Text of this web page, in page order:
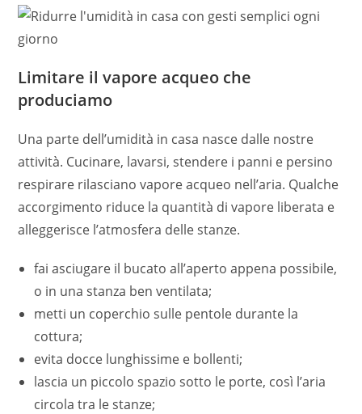
Limitare il vapore acqueo che
produciamo
Una parte dell’umidità in casa nasce dalle nostre
attività. Cucinare, lavarsi, stendere i panni e persino
respirare rilasciano vapore acqueo nell’aria. Qualche
accorgimento riduce la quantità di vapore liberata e
alleggerisce l’atmosfera delle stanze.
fai asciugare il bucato all’aperto appena possibile,
o in una stanza ben ventilata;
metti un coperchio sulle pentole durante la
cottura;
evita docce lunghissime e bollenti;
lascia un piccolo spazio sotto le porte, così l’aria
circola tra le stanze;